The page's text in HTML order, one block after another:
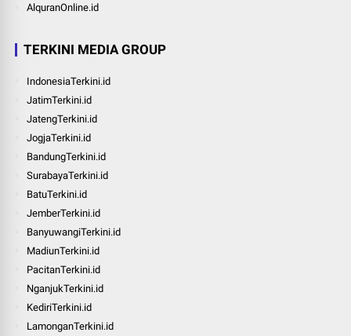
AlquranOnline.id
TERKINI MEDIA GROUP
IndonesiaTerkini.id
JatimTerkini.id
JatengTerkini.id
JogjaTerkini.id
BandungTerkini.id
SurabayaTerkini.id
BatuTerkini.id
JemberTerkini.id
BanyuwangiTerkini.id
MadiunTerkini.id
PacitanTerkini.id
NganjukTerkini.id
KediriTerkini.id
LamonganTerkini.id